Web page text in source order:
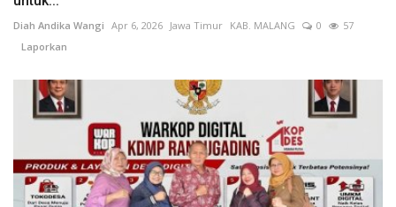
Diah Andika Wangi Apr 6, 2026 Jawa Timur KAB. MALANG 0
57
Laporkan